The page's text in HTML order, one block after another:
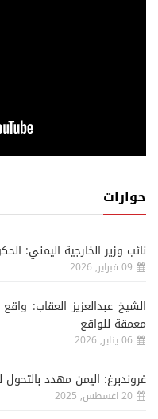
حوارات
نائب وزير الخارجية اليمني:
09 فبراير, 2026
الشيخ عبدالعزيز العقاب:
معمقة للواقع
06 يناير, 2026
غروندبرغ: اليمن مهدد
20 اغسطس, 2025